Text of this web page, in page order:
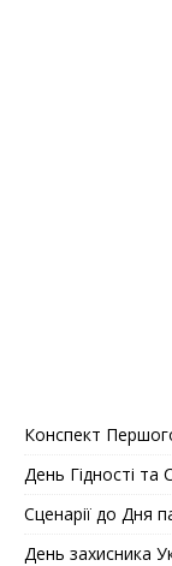
Конспект
День Гідності та
Сценарії до Дня
День захисника